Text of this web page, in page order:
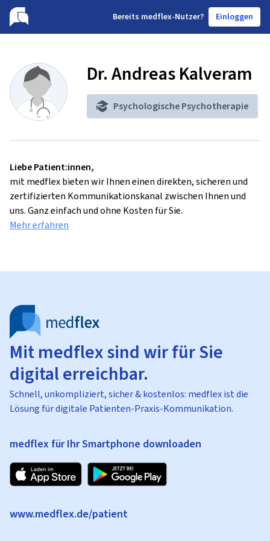
Bereits medflex-Nutzer? Einloggen
Dr. Andreas Kalveram
Psychologische Psychotherapie
Liebe Patient:innen,
mit medflex bieten wir Ihnen einen direkten, sicheren und
zertifizierten Kommunikationskanal zwischen Ihnen und
uns. Ganz einfach und ohne Kosten für Sie.
Mehr erfahren
Mit medflex sind wir für Sie
digital erreichbar.
Schnell, unkompliziert, sicher & kostenlos: medflex ist die
Lösung für digitale Patienten-Praxis-Kommunikation.
medflex für Ihr Smartphone downloaden
www.medflex.de/patient